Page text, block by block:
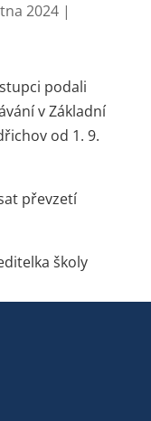
2024|
podali
v Základní
od 1. 9.
převzetí
školy